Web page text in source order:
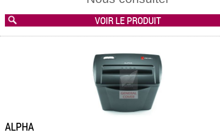
VOIR LE PRODUIT
ALPHA